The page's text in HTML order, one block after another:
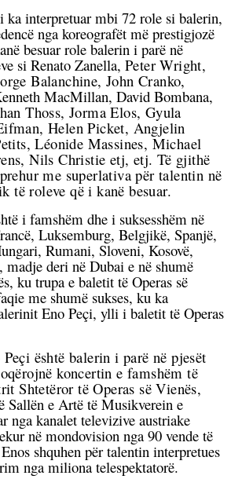
ka interpretuar mbi 72 role si balerin,
nga koreografët më prestigjozë
besuar role balerin i parë në
si Renato Zanella, Peter Wright,
Balanchine, John Cranko,
MacMillan, David Bombana,
Thoss, Jorma Elos, Gyula
Helen Picket, Angjelin
Léonide Massines, Michael
Nils Christie etj, etj. Të gjithë
me superlativa për talentin në
të roleve që i kanë besuar.
i famshëm dhe i suksesshëm në
Luksemburg, Belgjikë, Spanjë,
Rumani, Sloveni, Kosovë,
deri në Dubai e në shumë
ku trupa e baletit të Operas së
me shumë sukses, ku ka
Eno Peçi, ylli i baletit të Operas
është balerin i parë në pjesët
koncertin e famshëm të
Shtetëror të Operas së Vienës,
Sallën e Artë të Musikverein e
nga kanalet televizive austriake
në mondovision nga 90 vende të
shquhen për talentin interpretues
nga miliona telespektatorë.